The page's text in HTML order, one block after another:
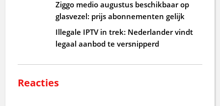
Ziggo medio augustus beschikbaar op
glasvezel: prijs abonnementen gelijk
Illegale IPTV in trek: Nederlander vindt
legaal aanbod te versnipperd
Reacties